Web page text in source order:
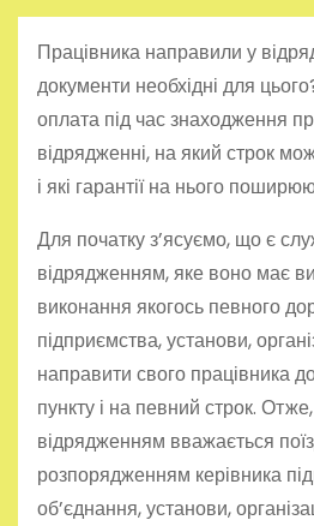
Працівника направили у
документи необхідні для
оплата під час знаходження
відрядженні, на який строк
і які гарантії на нього
Для початку з’ясуємо, що є
відрядженням, яке воно має
виконання якогось певного
підприємства, установи,
направити свого працівника
пункту і на певний строк.
відрядженням вважається
розпорядженням керівника
об’єднання, установи,